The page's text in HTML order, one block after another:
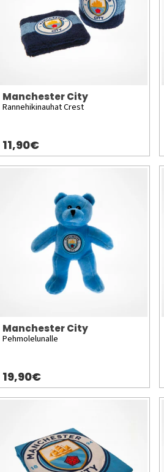
Manchester City
Rannehikinauhat Crest
11,90€
Manchester City
Pehmolelunalle
19,90€